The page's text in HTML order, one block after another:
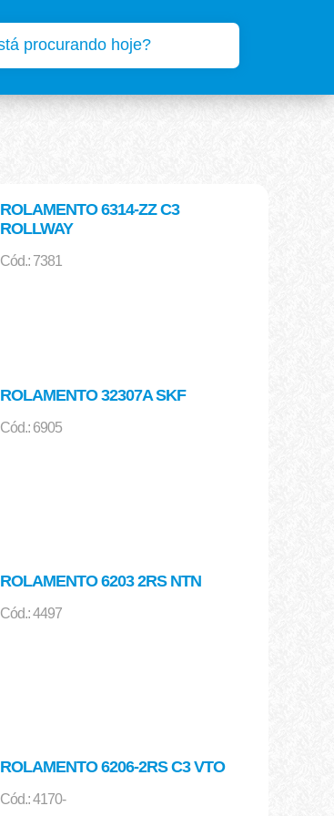
ROLAMENTO 6314-ZZ C3
ROLLWAY
Cód.: 7381
ROLAMENTO 32307A SKF
Cód.: 6905
ROLAMENTO 6203 2RS NTN
Cód.: 4497
ROLAMENTO 6206-2RS C3 VTO
Cód.: 4170-